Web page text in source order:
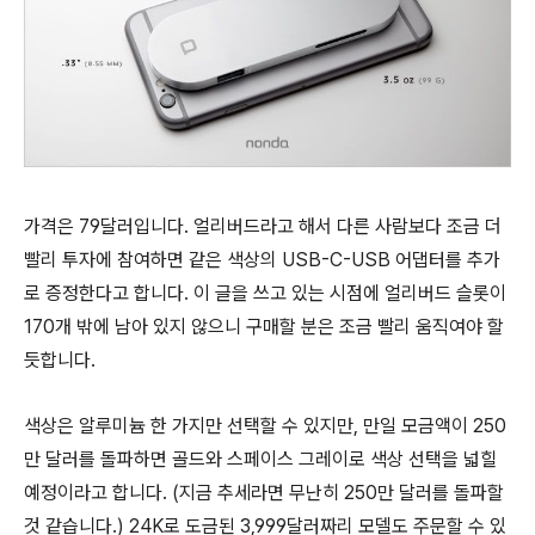
가격은 79달러입니다. 얼리버드라고 해서 다른 사람보다 조금 더
빨리 투자에 참여하면 같은 색상의 USB-C-USB 어댑터를 추가
로 증정한다고 합니다. 이 글을 쓰고 있는 시점에 얼리버드 슬롯이
170개 밖에 남아 있지 않으니 구매할 분은 조금 빨리 움직여야 할
듯합니다.
색상은 알루미늄 한 가지만 선택할 수 있지만, 만일 모금액이 250
만 달러를 돌파하면 골드와 스페이스 그레이로 색상 선택을 넓힐
예정이라고 합니다. (지금 추세라면 무난히 250만 달러를 돌파할
것 같습니다.) 24K로 도금된 3,999달러짜리 모델도 주문할 수 있